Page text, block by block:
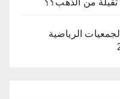
من الذهب؟؟
الرياضية